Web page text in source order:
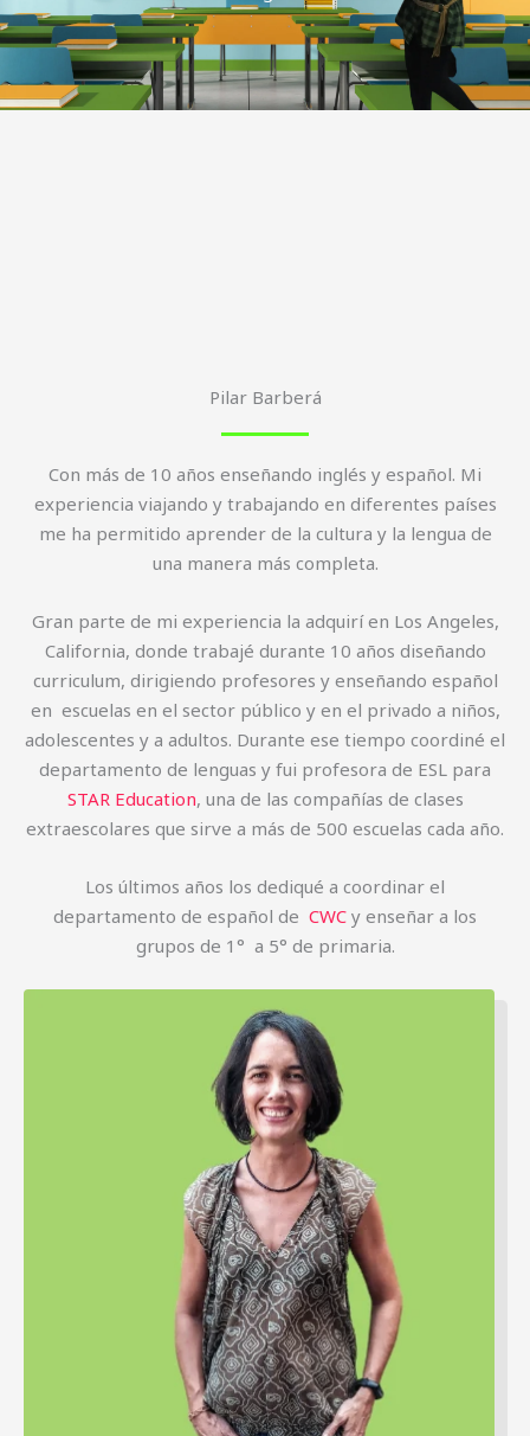
Pilar Barberá
Con más de 10 años enseñando inglés y español. Mi
experiencia viajando y trabajando en diferentes países
me ha permitido aprender de la cultura y la lengua de
una manera más completa.
Gran parte de mi experiencia la adquirí en Los Angeles,
California, donde trabajé durante 10 años diseñando
curriculum, dirigiendo profesores y enseñando español
en escuelas en el sector público y en el privado a niños,
adolescentes y a adultos. Durante ese tiempo coordiné el
departamento de lenguas y fui profesora de ESL para
STAR Education, una de las compañías de clases
extraescolares que sirve a más de 500 escuelas cada año.
Los últimos años los dediqué a coordinar el
departamento de español de CWC y enseñar a los
grupos de 1° a 5° de primaria.